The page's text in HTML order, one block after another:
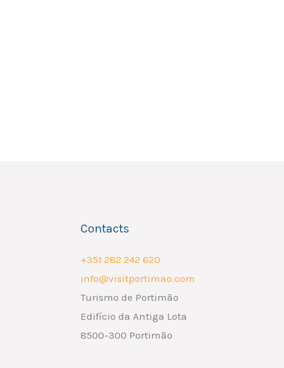
Contacts
+351 282 242 620
info@visitportimao.com
Turismo de Portimão
Edifício da Antiga Lota
8500-300 Portimão